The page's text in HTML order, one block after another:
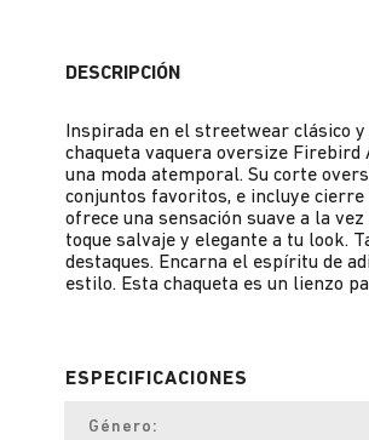
DESCRIPCIÓN
Inspirada en el streetwear clásico
chaqueta vaquera oversize Firebird
una moda atemporal. Su corte
conjuntos favoritos, e incluye cierre
ofrece una sensación suave a la
toque salvaje y elegante a tu look.
destaques. Encarna el espíritu de
estilo. Esta chaqueta es un lienzo
Género